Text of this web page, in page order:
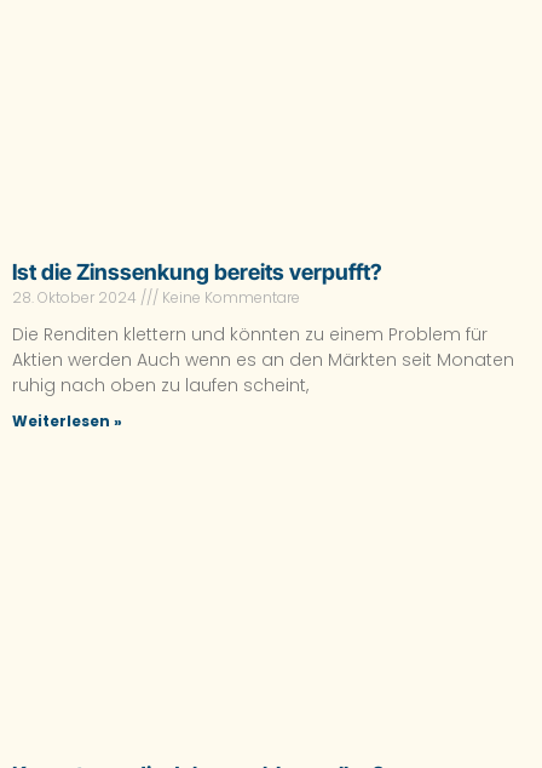
Ist die Zinssenkung bereits verpufft?
28. Oktober 2024 Keine Kommentare
Die Renditen klettern und könnten zu einem Problem für
Aktien werden Auch wenn es an den Märkten seit Monaten
ruhig nach oben zu laufen scheint,
Weiterlesen »